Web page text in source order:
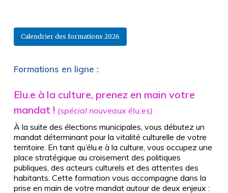
Calendrier des formations 2026
Formations en ligne :
Elu.e à la culture, prenez en main votre
mandat ! (spécial nouveaux élu.es)
À la suite des élections municipales, vous débutez un
mandat déterminant pour la vitalité culturelle de votre
territoire. En tant qu’élu.e à la culture, vous occupez une
place stratégique au croisement des politiques
publiques, des acteurs culturels et des attentes des
habitants. Cette formation vous accompagne dans la
prise en main de votre mandat autour de deux enjeux :